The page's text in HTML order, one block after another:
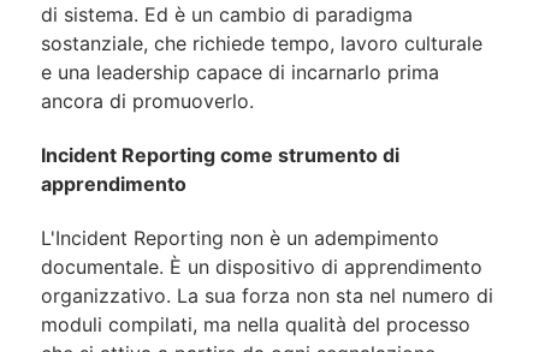
di sistema. Ed è un cambio di paradigma
sostanziale, che richiede tempo, lavoro culturale
e una leadership capace di incarnarlo prima
ancora di promuoverlo.
Incident Reporting come strumento di
apprendimento
L'Incident Reporting non è un adempimento
documentale. È un dispositivo di apprendimento
organizzativo. La sua forza non sta nel numero di
moduli compilati, ma nella qualità del processo